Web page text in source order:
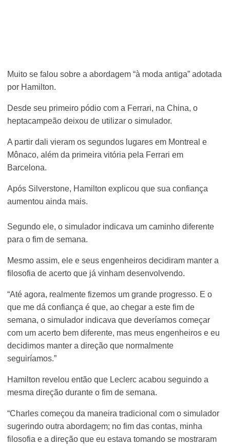
Muito se falou sobre a abordagem “à moda antiga” adotada
por Hamilton.
Desde seu primeiro pódio com a Ferrari, na China, o
heptacampeão deixou de utilizar o simulador.
A partir dali vieram os segundos lugares em Montreal e
Mônaco, além da primeira vitória pela Ferrari em
Barcelona.
Após Silverstone, Hamilton explicou que sua confiança
aumentou ainda mais.
Segundo ele, o simulador indicava um caminho diferente
para o fim de semana.
Mesmo assim, ele e seus engenheiros decidiram manter a
filosofia de acerto que já vinham desenvolvendo.
“Até agora, realmente fizemos um grande progresso. E o
que me dá confiança é que, ao chegar a este fim de
semana, o simulador indicava que deveríamos começar
com um acerto bem diferente, mas meus engenheiros e eu
decidimos manter a direção que normalmente
seguiríamos.”
Hamilton revelou então que Leclerc acabou seguindo a
mesma direção durante o fim de semana.
“Charles começou da maneira tradicional com o simulador
sugerindo outra abordagem; no fim das contas, minha
filosofia e a direção que eu estava tomando se mostraram